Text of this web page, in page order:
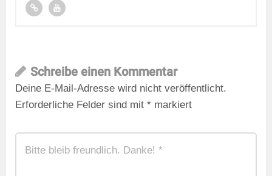
Schreibe einen Kommentar
Deine E-Mail-Adresse wird nicht veröffentlicht.
Erforderliche Felder sind mit * markiert